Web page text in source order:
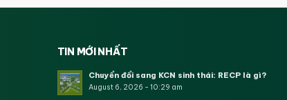
TIN MỚI NHẤT
Chuyển đổi sang KCN sinh thái: RECP là gì?
August 6, 2026 - 10:29 am